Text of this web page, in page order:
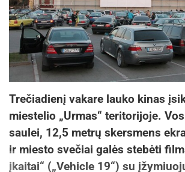
Trečiadienį vakare lauko kinas
miestelio „Urmas“ teritorijoje.
saulei, 12,5 metrų skersmens
ir miesto svečiai galės stebėti
įkaitai“ („Vehicle 19“) su